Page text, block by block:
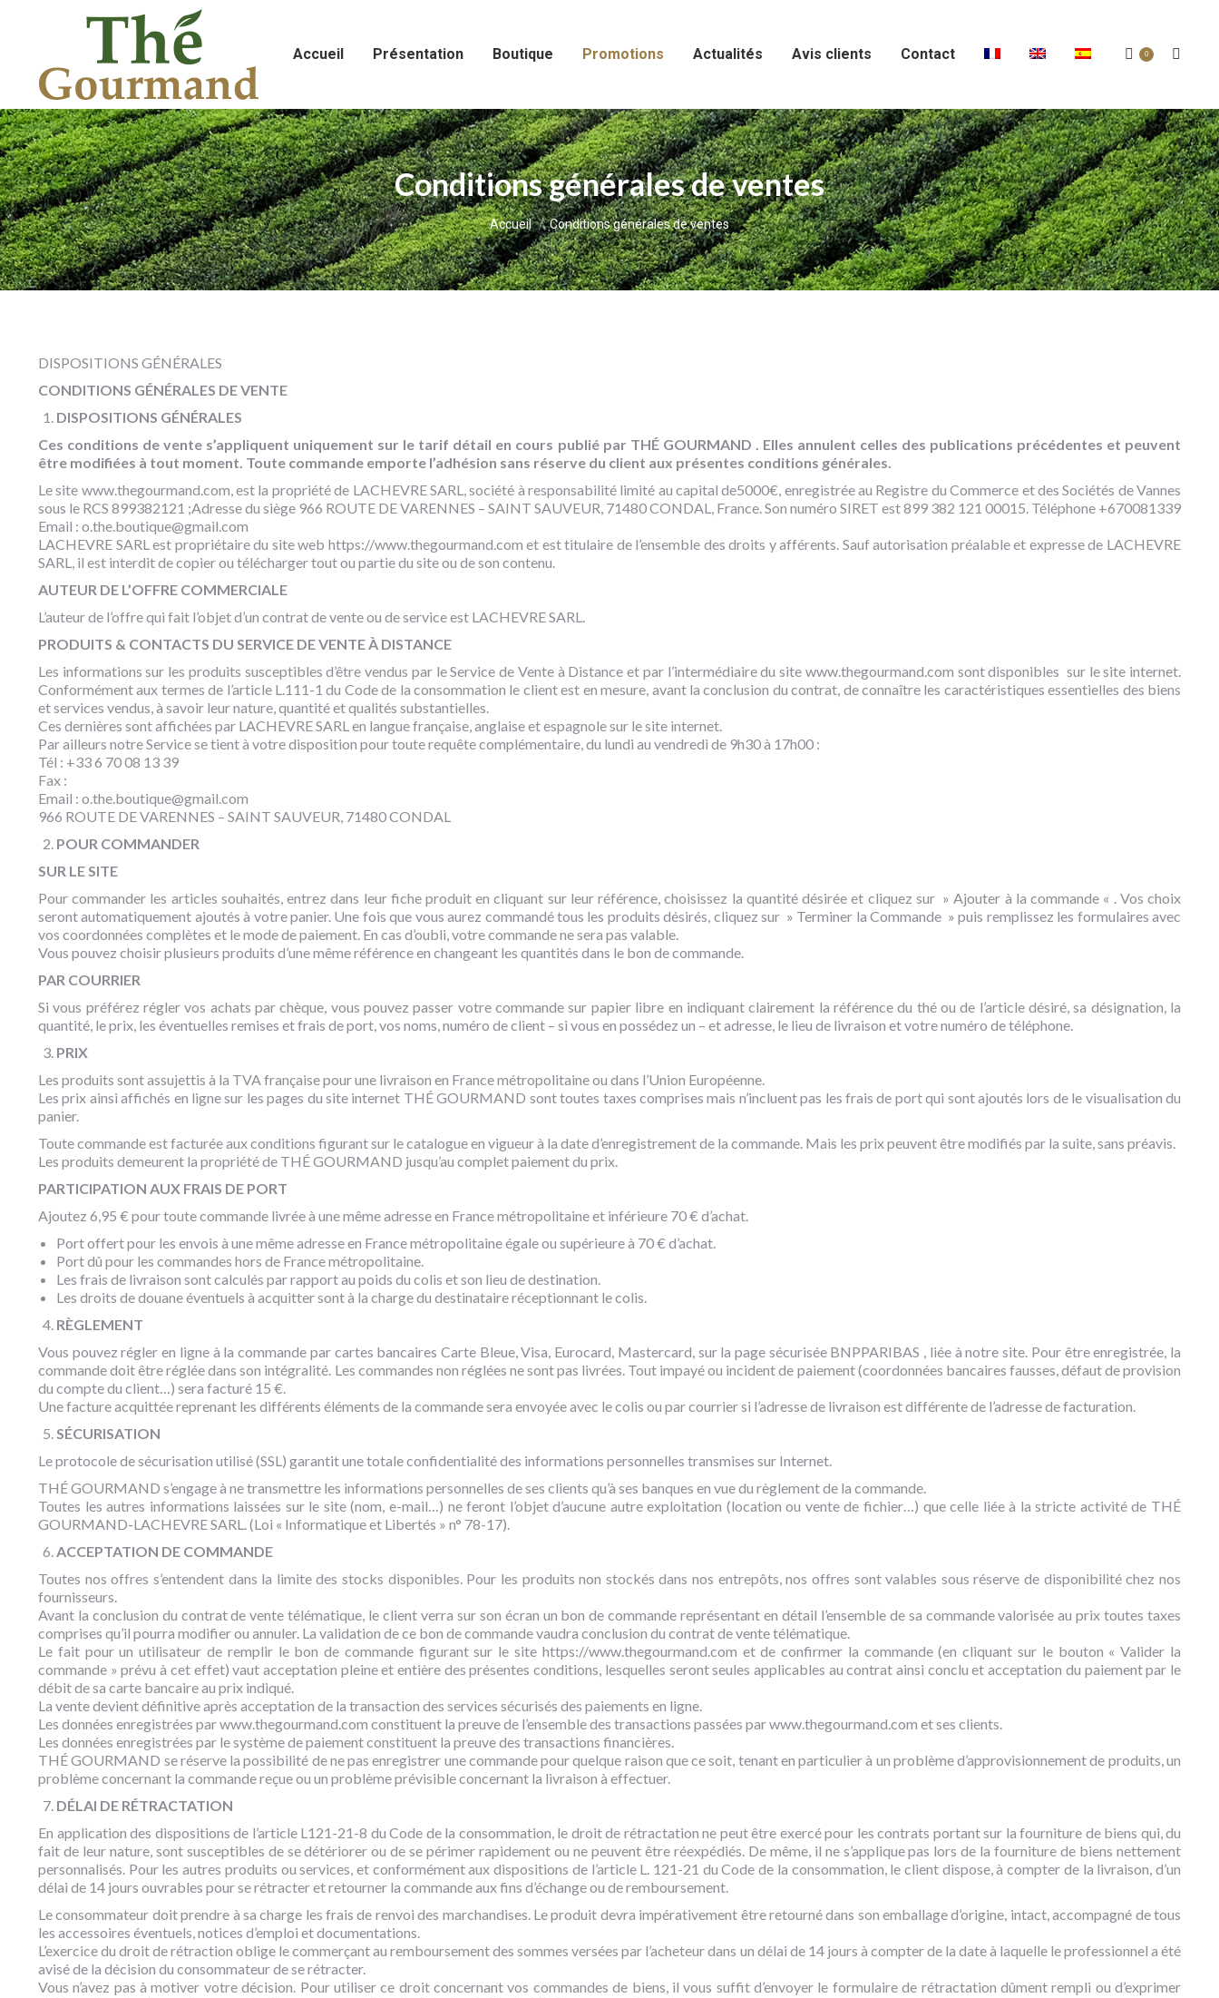
Accueil Présentation Boutique Promotions Actualités Avis clients Contact 0
Conditions générales de ventes
Vous êtes ici :
Accueil Conditions générales de ventes
DISPOSITIONS GÉNÉRALES
CONDITIONS GÉNÉRALES DE VENTE
DISPOSITIONS GÉNÉRALES
Ces conditions de vente s’appliquent uniquement sur le tarif détail en cours publié par THÉ GOURMAND . Elles annulent celles des publications précédentes et peuvent
être modifiées à tout moment. Toute commande emporte l’adhésion sans réserve du client aux présentes conditions générales.
Le site www.thegourmand.com, est la propriété de LACHEVRE SARL, société à responsabilité limité au capital de5000€, enregistrée au Registre du Commerce et des Sociétés de Vannes
sous le RCS 899382121 ;Adresse du siège 966 ROUTE DE VARENNES – SAINT SAUVEUR, 71480 CONDAL, France. Son numéro SIRET est 899 382 121 00015. Téléphone +670081339
Email : o.the.boutique@gmail.com
LACHEVRE SARL est propriétaire du site web https://www.thegourmand.com et est titulaire de l’ensemble des droits y afférents. Sauf autorisation préalable et expresse de LACHEVRE
SARL, il est interdit de copier ou télécharger tout ou partie du site ou de son contenu.
AUTEUR DE L’OFFRE COMMERCIALE
L’auteur de l’offre qui fait l’objet d’un contrat de vente ou de service est LACHEVRE SARL.
PRODUITS & CONTACTS DU SERVICE DE VENTE À DISTANCE
Les informations sur les produits susceptibles d’être vendus par le Service de Vente à Distance et par l’intermédiaire du site www.thegourmand.com sont disponibles sur le site internet.
Conformément aux termes de l’article L.111-1 du Code de la consommation le client est en mesure, avant la conclusion du contrat, de connaître les caractéristiques essentielles des biens
et services vendus, à savoir leur nature, quantité et qualités substantielles.
Ces dernières sont affichées par LACHEVRE SARL en langue française, anglaise et espagnole sur le site internet.
Par ailleurs notre Service se tient à votre disposition pour toute requête complémentaire, du lundi au vendredi de 9h30 à 17h00 :
Tél : +33 6 70 08 13 39
Fax :
Email : o.the.boutique@gmail.com
966 ROUTE DE VARENNES – SAINT SAUVEUR, 71480 CONDAL
POUR COMMANDER
SUR LE SITE
Pour commander les articles souhaités, entrez dans leur fiche produit en cliquant sur leur référence, choisissez la quantité désirée et cliquez sur » Ajouter à la commande « . Vos choix
seront automatiquement ajoutés à votre panier. Une fois que vous aurez commandé tous les produits désirés, cliquez sur » Terminer la Commande » puis remplissez les formulaires avec
vos coordonnées complètes et le mode de paiement. En cas d’oubli, votre commande ne sera pas valable.
Vous pouvez choisir plusieurs produits d’une même référence en changeant les quantités dans le bon de commande.
PAR COURRIER
Si vous préférez régler vos achats par chèque, vous pouvez passer votre commande sur papier libre en indiquant clairement la référence du thé ou de l’article désiré, sa désignation, la
quantité, le prix, les éventuelles remises et frais de port, vos noms, numéro de client – si vous en possédez un – et adresse, le lieu de livraison et votre numéro de téléphone.
PRIX
Les produits sont assujettis à la TVA française pour une livraison en France métropolitaine ou dans l’Union Européenne.
Les prix ainsi affichés en ligne sur les pages du site internet THÉ GOURMAND sont toutes taxes comprises mais n’incluent pas les frais de port qui sont ajoutés lors de le visualisation du
panier.
Toute commande est facturée aux conditions figurant sur le catalogue en vigueur à la date d’enregistrement de la commande. Mais les prix peuvent être modifiés par la suite, sans préavis.
Les produits demeurent la propriété de THÉ GOURMAND jusqu’au complet paiement du prix.
PARTICIPATION AUX FRAIS DE PORT
Ajoutez 6,95 € pour toute commande livrée à une même adresse en France métropolitaine et inférieure 70 € d’achat.
Port offert pour les envois à une même adresse en France métropolitaine égale ou supérieure à 70 € d’achat.
Port dû pour les commandes hors de France métropolitaine.
Les frais de livraison sont calculés par rapport au poids du colis et son lieu de destination.
Les droits de douane éventuels à acquitter sont à la charge du destinataire réceptionnant le colis.
RÈGLEMENT
Vous pouvez régler en ligne à la commande par cartes bancaires Carte Bleue, Visa, Eurocard, Mastercard, sur la page sécurisée BNPPARIBAS , liée à notre site. Pour être enregistrée, la
commande doit être réglée dans son intégralité. Les commandes non réglées ne sont pas livrées. Tout impayé ou incident de paiement (coordonnées bancaires fausses, défaut de provision
du compte du client…) sera facturé 15 €.
Une facture acquittée reprenant les différents éléments de la commande sera envoyée avec le colis ou par courrier si l’adresse de livraison est différente de l’adresse de facturation.
SÉCURISATION
Le protocole de sécurisation utilisé (SSL) garantit une totale confidentialité des informations personnelles transmises sur Internet.
THÉ GOURMAND s’engage à ne transmettre les informations personnelles de ses clients qu’à ses banques en vue du règlement de la commande.
Toutes les autres informations laissées sur le site (nom, e-mail…) ne feront l’objet d’aucune autre exploitation (location ou vente de fichier…) que celle liée à la stricte activité de THÉ
GOURMAND-LACHEVRE SARL. (Loi « Informatique et Libertés » n° 78-17).
ACCEPTATION DE COMMANDE
Toutes nos offres s’entendent dans la limite des stocks disponibles. Pour les produits non stockés dans nos entrepôts, nos offres sont valables sous réserve de disponibilité chez nos
fournisseurs.
Avant la conclusion du contrat de vente télématique, le client verra sur son écran un bon de commande représentant en détail l’ensemble de sa commande valorisée au prix toutes taxes
comprises qu’il pourra modifier ou annuler. La validation de ce bon de commande vaudra conclusion du contrat de vente télématique.
Le fait pour un utilisateur de remplir le bon de commande figurant sur le site https://www.thegourmand.com et de confirmer la commande (en cliquant sur le bouton « Valider la
commande » prévu à cet effet) vaut acceptation pleine et entière des présentes conditions, lesquelles seront seules applicables au contrat ainsi conclu et acceptation du paiement par le
débit de sa carte bancaire au prix indiqué.
La vente devient définitive après acceptation de la transaction des services sécurisés des paiements en ligne.
Les données enregistrées par www.thegourmand.com constituent la preuve de l’ensemble des transactions passées par www.thegourmand.com et ses clients.
Les données enregistrées par le système de paiement constituent la preuve des transactions financières.
THÉ GOURMAND se réserve la possibilité de ne pas enregistrer une commande pour quelque raison que ce soit, tenant en particulier à un problème d’approvisionnement de produits, un
problème concernant la commande reçue ou un problème prévisible concernant la livraison à effectuer.
DÉLAI DE RÉTRACTATION
En application des dispositions de l’article L121-21-8 du Code de la consommation, le droit de rétractation ne peut être exercé pour les contrats portant sur la fourniture de biens qui, du
fait de leur nature, sont susceptibles de se détériorer ou de se périmer rapidement ou ne peuvent être réexpédiés. De même, il ne s’applique pas lors de la fourniture de biens nettement
personnalisés. Pour les autres produits ou services, et conformément aux dispositions de l’article L. 121-21 du Code de la consommation, le client dispose, à compter de la livraison, d’un
délai de 14 jours ouvrables pour se rétracter et retourner la commande aux fins d’échange ou de remboursement.
Le consommateur doit prendre à sa charge les frais de renvoi des marchandises. Le produit devra impérativement être retourné dans son emballage d’origine, intact, accompagné de tous
les accessoires éventuels, notices d’emploi et documentations.
L’exercice du droit de rétraction oblige le commerçant au remboursement des sommes versées par l’acheteur dans un délai de 14 jours à compter de la date à laquelle le professionnel a été
avisé de la décision du consommateur de se rétracter.
Vous n’avez pas à motiver votre décision. Pour utiliser ce droit concernant vos commandes de biens, il vous suffit d’envoyer le formulaire de rétractation dûment rempli ou d’exprimer